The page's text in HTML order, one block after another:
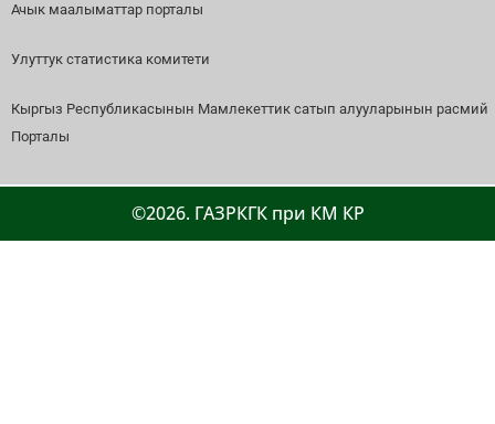
Ачык маалыматтар порталы
Улуттук статистика комитети
Кыргыз Республикасынын Мамлекеттик сатып алууларынын расмий
Порталы
©2026. ГАЗРКГК при КМ КР